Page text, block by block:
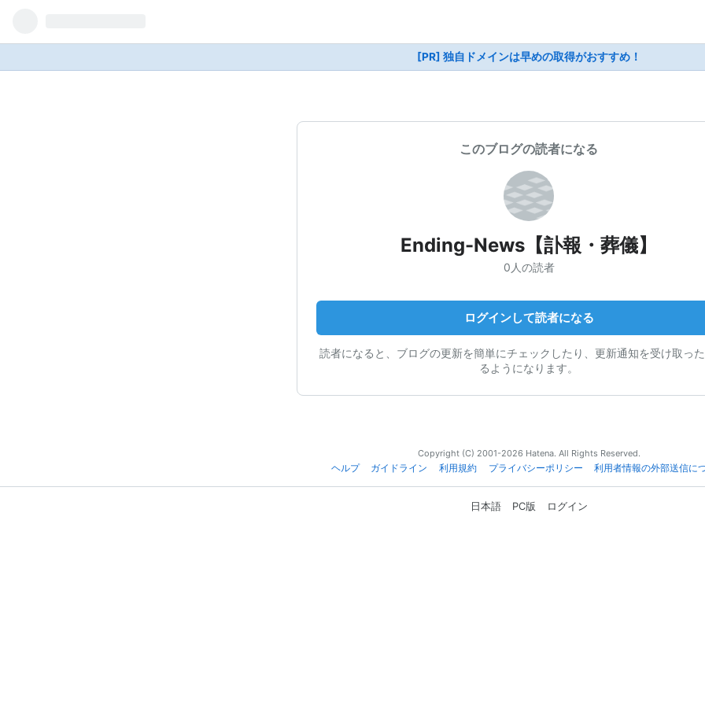
[PR] 独自ドメインは早めの取得がおすすめ！
このブログの読者になる
Ending-News【訃報・葬儀】
0人の読者
ログインして読者になる
読者になると、ブログの更新を簡単にチェックしたり、更新通知を受け取っ
るようになります。
Copyright (C) 2001-2026 Hatena. All Rights Reserved.
ヘルプ
ガイドライン 利用規約 プライバシーポリシー 利用者情報の外部送信に
日本語 PC版 ログイン